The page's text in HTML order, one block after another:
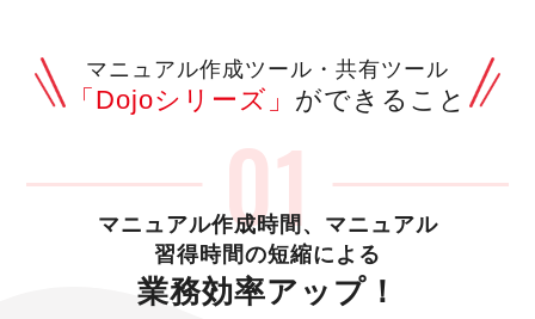
マニュアル作成ツール・共有ツール
「Dojoシリーズ」 ができること
マニュアル作成時間、マニュアル
習得時間の短縮による
業務効率アップ！